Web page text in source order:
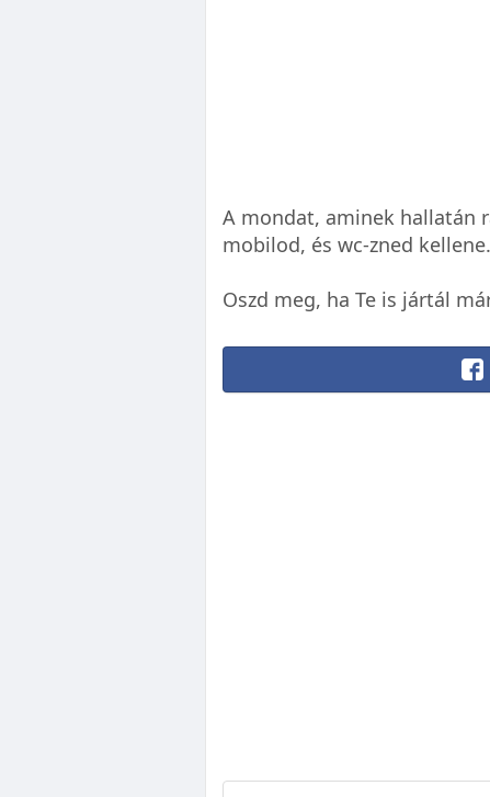
A mondat, aminek hallatán
mobilod, és wc-zned kellene.
Oszd meg, ha Te is jártál